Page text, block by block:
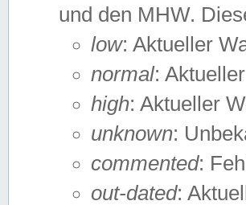
und den MHW.
low: Aktueller
normal:
high: Aktueller
unknown:
commented:
out-dated: